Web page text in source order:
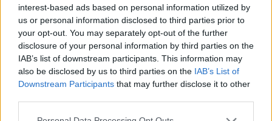
interest-based ads based on personal information utilized by
us or personal information disclosed to third parties prior to
your opt-out. You may separately opt-out of the further
disclosure of your personal information by third parties on the
IAB’s list of downstream participants. This information may
also be disclosed by us to third parties on the IAB’s List of
Downstream Participants that may further disclose it to other
Please note that this website/app uses one or more Google
A fiatal ellenzéki írónemzedék egyik szellemi
vezetőjeként 1993-ban a Demokratikus
Charta szóvivője, a Hadkötelezettséget
Ellenzők Ligája szóvivője, 1996-ban Budapest
díszpolgára lett. 2001. július 22-én hunyt el,
hamvait 2001. augusztus 23-án helyezték
örök nyugalomra a Farkasréti temetőben.